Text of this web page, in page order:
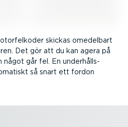
skickas omedelbart
Det gör att du kan agera på
något går fel. En under­hålls­
så snart ett fordon